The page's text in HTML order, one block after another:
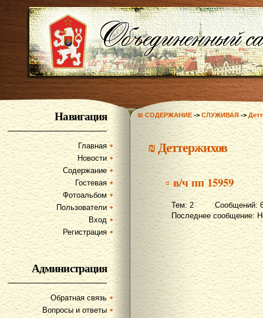
Навигация
Главная
Новости
Содержание
Гостевая
Фотоальбом
Пользователи
Вход
Регистрация
Администрация
Обратная связь
Вопросы и ответы
₪ СОДЕРЖАНИЕ -> СЛУЖИВАЯ ->
₪Деттержихов
▫ в/ч пп 15959
Тем: 2 Сообщений:
Последнее сообщение: